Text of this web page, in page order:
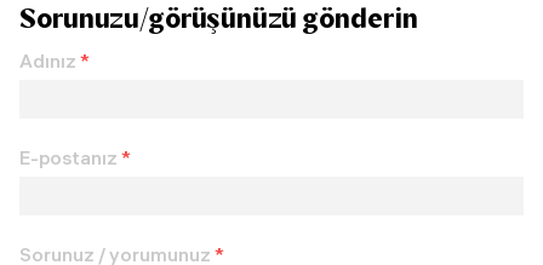
Sorunuzu/görüşünüzü gönderin
Adınız *
E-postanız *
Sorunuz / yorumunuz *